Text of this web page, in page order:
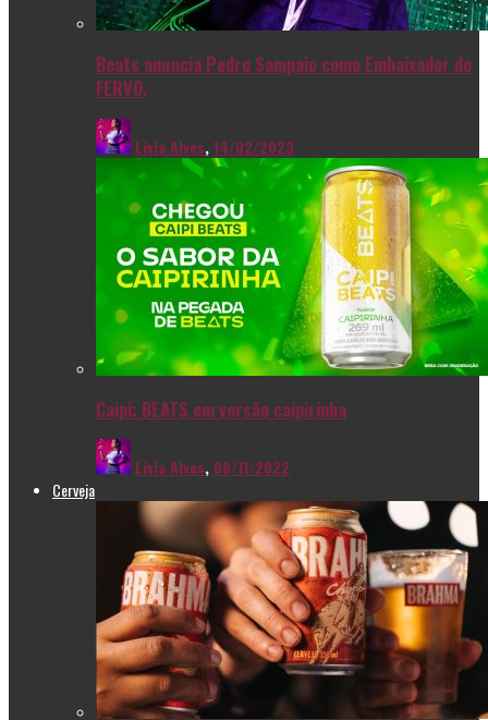
Beats anuncia Pedro Sampaio como Embaixador do
FERVO.
Livia Alves,14/02/2023
Caipi: BEATS em versão caipirinha
Livia Alves, 08/11/2022
Cerveja